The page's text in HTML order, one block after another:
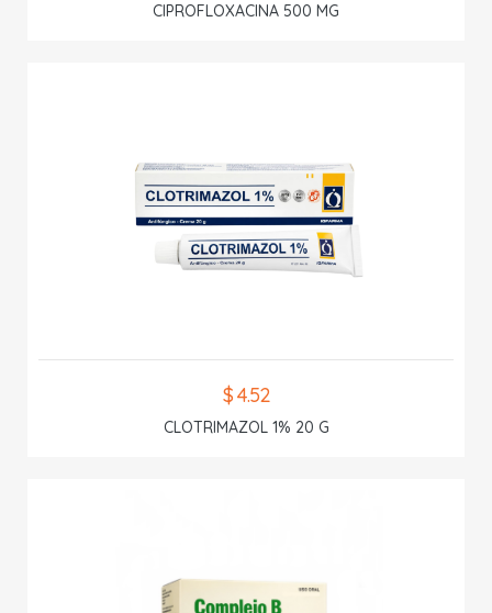
CIPROFLOXACINA 500 MG
$ 4.52
CLOTRIMAZOL 1% 20 G